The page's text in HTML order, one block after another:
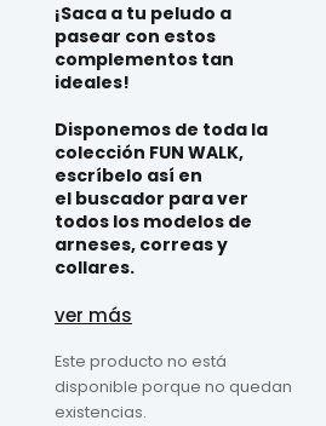
¡Saca a tu peludo a
pasear con estos
complementos tan
ideales!
Disponemos de toda la
colección FUN WALK,
escríbelo así en
el buscador para ver
todos los modelos de
arneses, correas y
collares.
ver más
Este producto no está
disponible porque no quedan
existencias.